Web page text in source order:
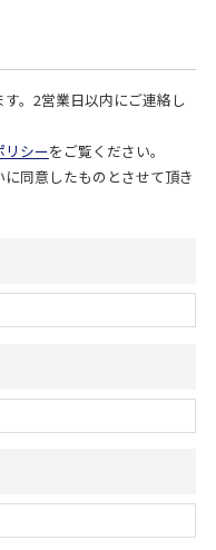
。2営業日以内にご連絡し
リシーをご覧ください。
同意したものとさせて頂き